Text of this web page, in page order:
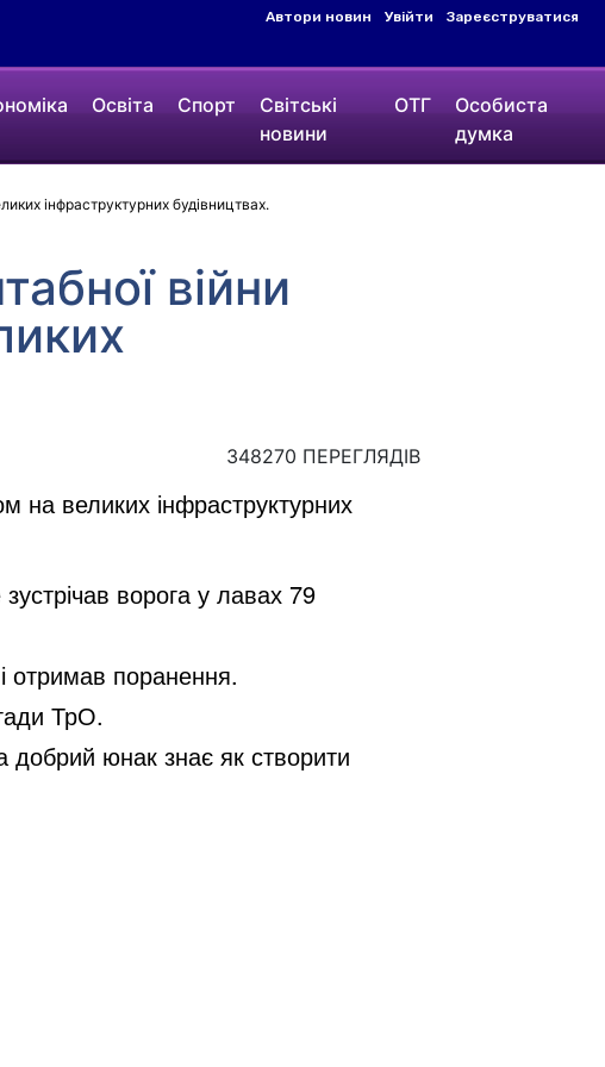
Автори новин Увійти Зареєструватися
Освіта Спорт
Світські
новини
ОТГ
Особиста
думка
інфраструктурних будівництвах.
війни
348270 ПЕРЕГЛЯДІВ
великих інфраструктурних
ворога у лавах 79
отримав поранення.
ТрО.
добрий юнак знає як створити